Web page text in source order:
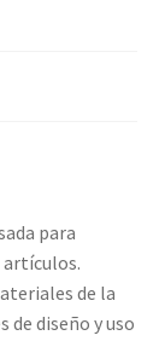
para
de la
de diseño y uso